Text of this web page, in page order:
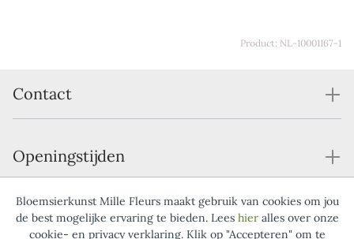
Product: NL-10001167-1
Contact
Openingstijden
Service
Bloemsierkunst Mille Fleurs maakt gebruik van cookies om jou
de best mogelijke ervaring te bieden. Lees hieralles over onze
cookie- en privacy verklaring. Klik op "Accepteren" om te